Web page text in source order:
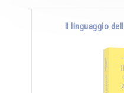
Il linguaggio